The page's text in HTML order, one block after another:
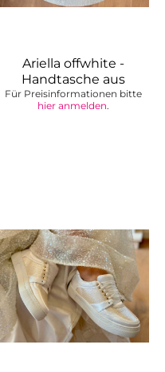
Ariella offwhite -
Handtasche aus
veganem Leder...
Für Preisinformationen bitte
hier anmelden.